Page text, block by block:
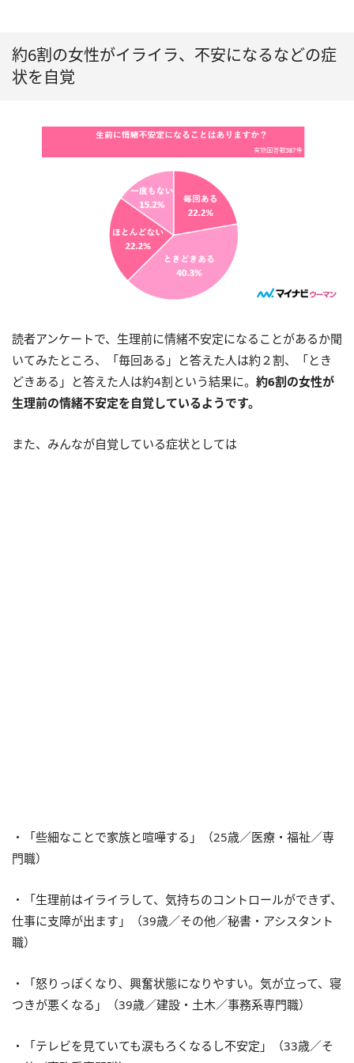
約6割の女性がイライラ、不安になるなどの症
状を自覚
読者アンケートで、生理前に情緒不安定になることがあるか聞
いてみたところ、「毎回ある」と答えた人は約２割、「とき
どきある」と答えた人は約4割という結果に。 約6割の女性が
生理前の情緒不安定を自覚しているようです。
また、みんなが自覚している症状としては
・「些細なことで家族と喧嘩する」（25歳／医療・福祉／専
門職）
・「生理前はイライラして、気持ちのコントロールができず、
仕事に支障が出ます」（39歳／その他／秘書・アシスタント
職）
・「怒りっぽくなり、興奮状態になりやすい。気が立って、寝
つきが悪くなる」（39歳／建設・土木／事務系専門職）
・「テレビを見ていても涙もろくなるし不安定」（33歳／そ